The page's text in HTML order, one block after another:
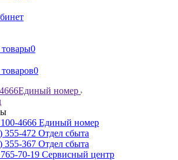
0
0
Единый номер
4666 Единый номер
355-472 Отдел сбыта
355-367 Отдел сбыта
70-19 Сервисный центр